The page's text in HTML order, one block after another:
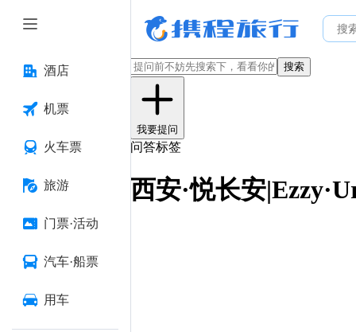
酒店
机票
火车票
旅游
门票·活动
汽车·船票
用车
搜索
我要提问
问答标签
西安·悦长安